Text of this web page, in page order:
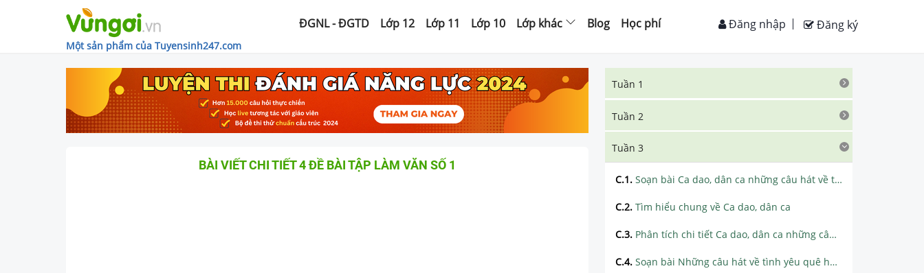
Một sản phẩm của Tuyensinh247.com
ĐGNL - ĐGTD Lớp 12 Lớp 11 Lớp 10 Lớp khác Blog Học phí Đăng ký
Đăng nhập
BÀI VIẾT CHI TIẾT 4 ĐỀ BÀI TẬP LÀM VĂN SỐ 1
Tuần 1
Tuần 2
Tuần 3
C.1. Soạn bài Ca dao, dân ca những câu hát về tình cảm gia đình siêu ngắn
C.2. Tìm hiểu chung về Ca dao, dân ca
C.3. Phân tích chi tiết Ca dao, dân ca những câu hát về tình cảm gia đình
C.4. Soạn bài Những câu hát về tình yêu quê hương, đất nước, con người siêu ngắn